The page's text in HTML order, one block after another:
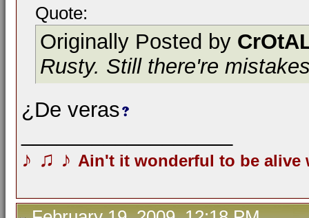
Quote:
Originally Posted by
Rusty. Still there're
¿De veras
♪ ♫ ♪ Ain't it wonderful to be